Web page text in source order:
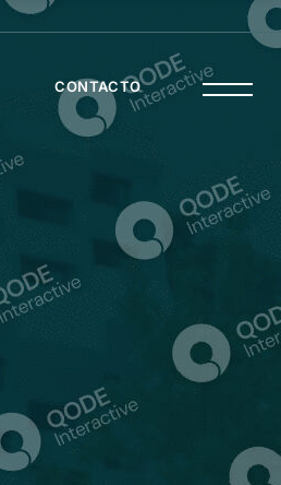
CONTACTO